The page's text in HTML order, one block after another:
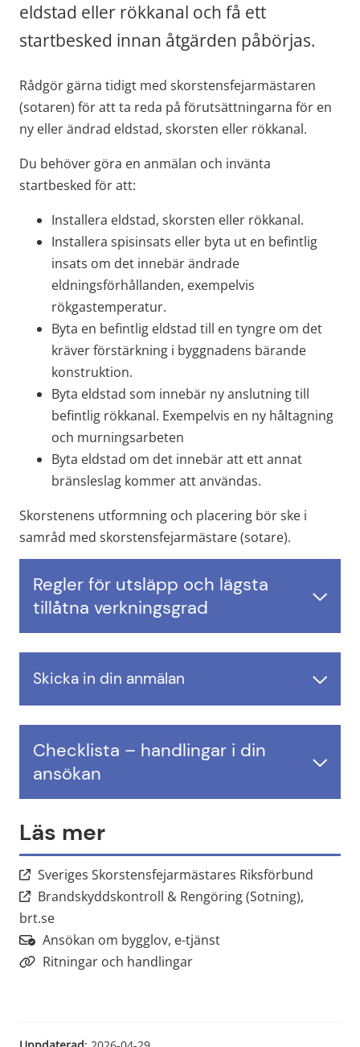
eldstad eller rökkanal och få ett
startbesked innan åtgärden påbörjas.
Rådgör gärna tidigt med skorstensfejarmästaren
(sotaren) för att ta reda på förutsättningarna för en
ny eller ändrad eldstad, skorsten eller rökkanal.
Du behöver göra en anmälan och invänta
startbesked för att:
Installera eldstad, skorsten eller rökkanal.
Installera spisinsats eller byta ut en befintlig
insats om det innebär ändrade
eldningsförhållanden, exempelvis
rökgastemperatur.
Byta en befintlig eldstad till en tyngre om det
kräver förstärkning i byggnadens bärande
konstruktion.
Byta eldstad som innebär ny anslutning till
befintlig rökkanal. Exempelvis en ny håltagning
och murningsarbeten
Byta eldstad om det innebär att ett annat
bränsleslag kommer att användas.
Skorstenens utformning och placering bör ske i
samråd med skorstensfejarmästare (sotare).
Regler för utsläpp och lägsta
tillåtna verkningsgrad
Skicka in din anmälan
Checklista – handlingar i din
ansökan
Läs mer
Sveriges Skorstensfejarmästares Riksförbund
Brandskyddskontroll & Rengöring (Sotning),
brt.seLänk till annan webbplats, öppnas i nytt fönster.
Ansökan om bygglov, e-tjänstLänk till annan
Ritningar och handlingar